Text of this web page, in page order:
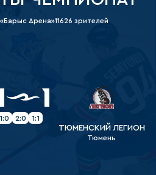
Арена»11626 зрителей
1
1:0 2:0 1:1
ТЮМЕНСКИЙ ЛЕГИОН
Тюмень